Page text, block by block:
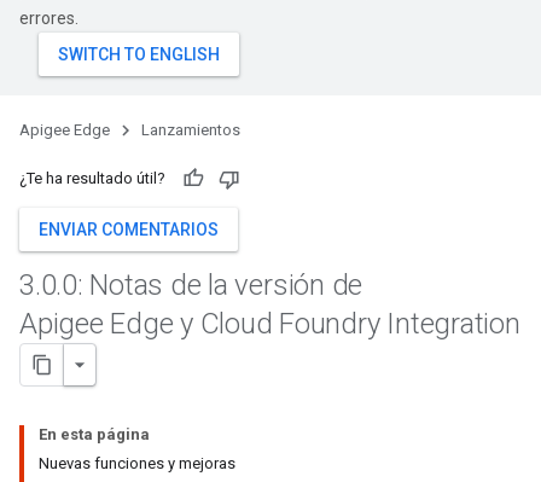
errores.
Apigee Edge Lanzamientos
¿Te ha resultado útil?
ENVIAR COMENTARIOS
3.0.0: Notas de la versión de
Apigee Edge y Cloud Foundry Integration
En esta página
Nuevas funciones y mejoras